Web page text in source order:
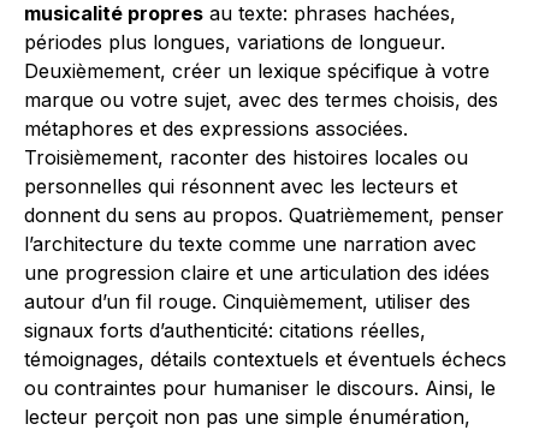
musicalité propres au texte: phrases hachées,
périodes plus longues, variations de longueur.
Deuxièmement, créer un lexique spécifique à votre
marque ou votre sujet, avec des termes choisis, des
métaphores et des expressions associées.
Troisièmement, raconter des histoires locales ou
personnelles qui résonnent avec les lecteurs et
donnent du sens au propos. Quatrièmement, penser
l’architecture du texte comme une narration avec
une progression claire et une articulation des idées
autour d’un fil rouge. Cinquièmement, utiliser des
signaux forts d’authenticité: citations réelles,
témoignages, détails contextuels et éventuels échecs
ou contraintes pour humaniser le discours. Ainsi, le
lecteur perçoit non pas une simple énumération,